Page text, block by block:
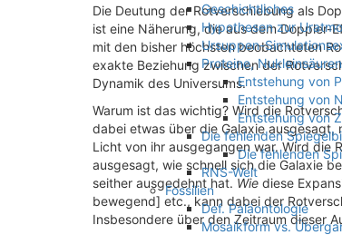
Geschichtliches
Hypothesen zur
Ursuppen-
Proteine,
Entstehung von
Entstehung von
Entstehung von
Die fehlenden
Die fehlenden
RNS-Welt
Fossilien
Def. Paläontologie
Mosaikform vs.
Die Deutung der Rotverschiebung als
ist eine Näherung, die aus dem Doppler-
mit den bisher höchsten beobachteten
exakte Beziehung zwischen der
Dynamik des Universums.
Warum ist das wichtig? Wird die
dabei etwas über die Galaxie
Licht von ihr ausgegangen war. Wird die
ausgesagt, wie schnell sich die Galaxie
seither ausgedehnt hat. Wie diese
bewegend] etc., kann dabei der
Insbesondere über den Zeitraum dieser